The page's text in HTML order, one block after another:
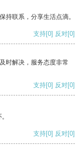
持联系，分享生活点滴。
支持[0] 反对[0]
时解决，服务态度非常
支持[0] 反对[0]
支持[0] 反对[0]